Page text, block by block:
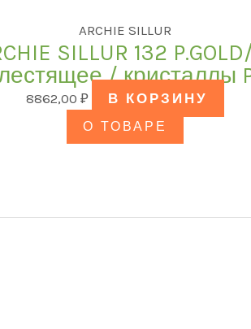
ARCHIE SILLUR
SILLUR 132
/ кристаллы
8862,00 ₽ В КОРЗИНУ
О ТОВАРЕ